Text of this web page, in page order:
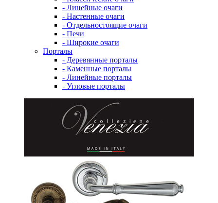
- Линейные очаги
- Настенные очаги
- Отдельностоящие очаги
- Печи
- Широкие очаги
Порталы
- Деревянные порталы
- Каменные порталы
- Линейные порталы
- Угловые порталы